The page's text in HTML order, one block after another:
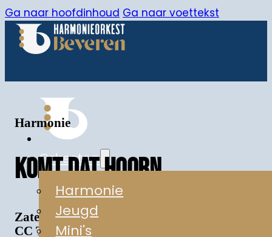
Ga naar hoofdinhoud Ga naar voettekst
Orkesten
Harmonie
Jeugd
Mini's
Harmonie
KOMT DAT HOORN
Zaterdag 7 maart 2026
CC Ter Vesten Beveren